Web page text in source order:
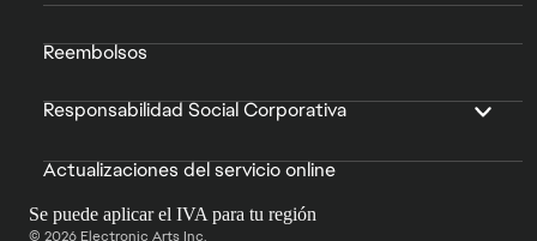
Reembolsos
Responsabilidad Social Corporativa
Actualizaciones del servicio online
Se puede aplicar el IVA para tu región
© 2026 Electronic Arts Inc.